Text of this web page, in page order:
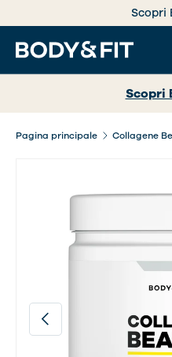
PASSA AI CONTENUTI
Scopri
Cerca
Scopri
Pagina principale Collagene
Indietro